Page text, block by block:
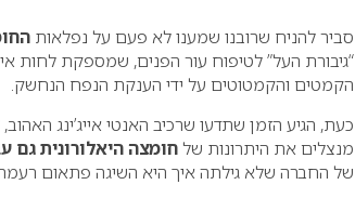
סביר להניח שרובנו שמענו לא פעם על נפלאות
“גיבורת העל” לטיפוח עור הפנים, שמספקת לחות
הקמטים והקמטוטים על ידי הענקת הנפח הנחשק.
כעת, הגיע הזמן שתדעו שרכיב האנטי אייג’ינג האהוב,
מנצלים את היתרונות שלחומצה היאלורונית גם
של החברה שלא גילתה איך היא השיגה פתאום